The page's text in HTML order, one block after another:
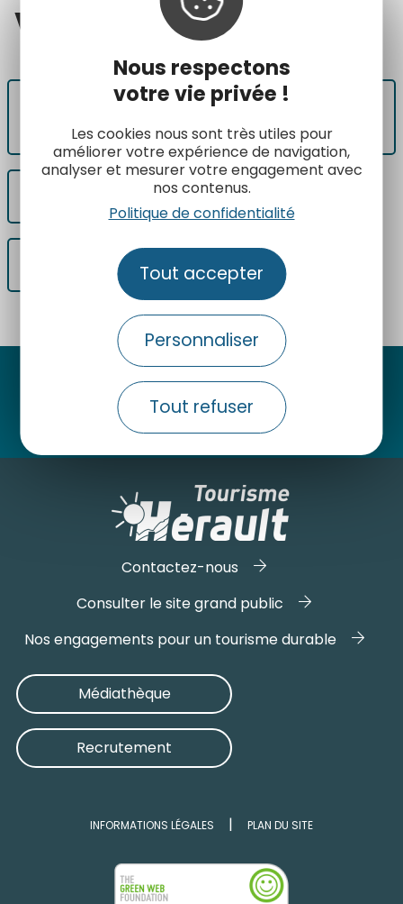
Nous respectons
votre vie privée !
Les cookies nous sont très utiles pour
améliorer votre expérience de navigation,
analyser et mesurer votre engagement avec
nos contenus.
Politique de confidentialité
Tout accepter
Personnaliser
Tout refuser
Voir également
S'engager dans une démarche éco
responsable
Contribuer à un tourisme social et solidaire
Bénéficier d'une signalisation routière
Suivez-nous
Contactez-nous
Consulter le site grand public
Nos engagements pour un tourisme durable
Médiathèque
Recrutement
INFORMATIONS LÉGALES PLAN DU SITE